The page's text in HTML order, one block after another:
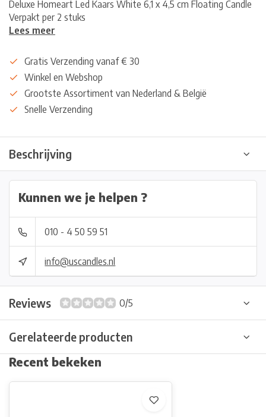
Deluxe Homeart Led Kaars White 6,1 x 4,5 cm Floating Candle
Verpakt per 2 stuks
Lees meer
Gratis Verzending vanaf € 30
Winkel en Webshop
Grootste Assortiment van Nederland & België
Snelle Verzending
Beschrijving
Kunnen we je helpen ?
010 - 4 50 59 51
info@uscandles.nl
Reviews 0/5
Gerelateerde producten
Recent bekeken